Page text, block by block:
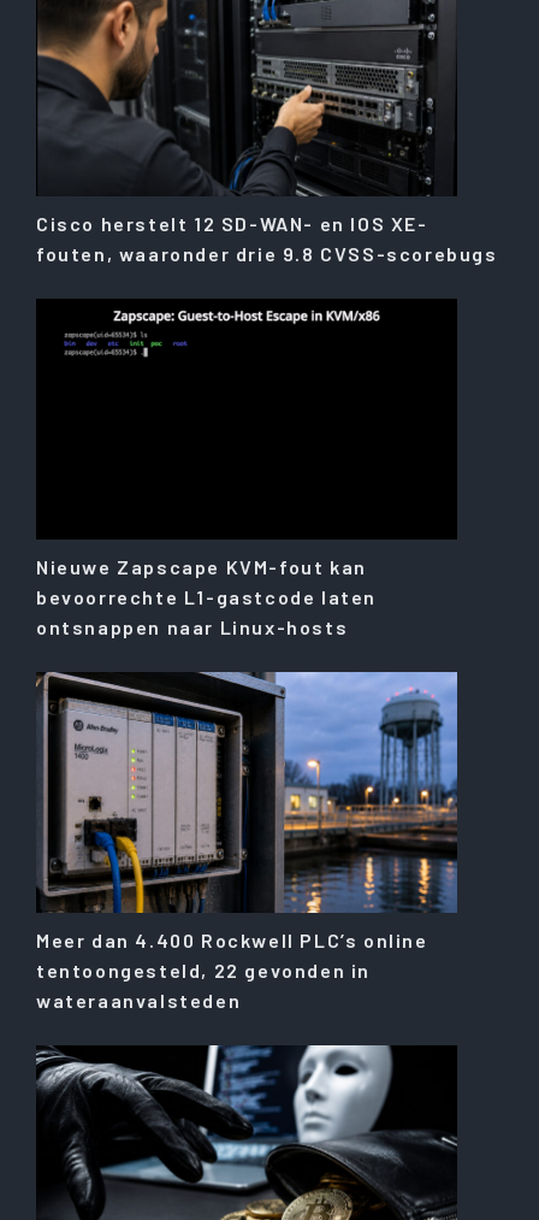
Cisco herstelt 12 SD-WAN- en IOS XE-
fouten, waaronder drie 9.8 CVSS-scorebugs
Nieuwe Zapscape KVM-fout kan
bevoorrechte L1-gastcode laten
ontsnappen naar Linux-hosts
Meer dan 4.400 Rockwell PLC’s online
tentoongesteld, 22 gevonden in
wateraanvalsteden